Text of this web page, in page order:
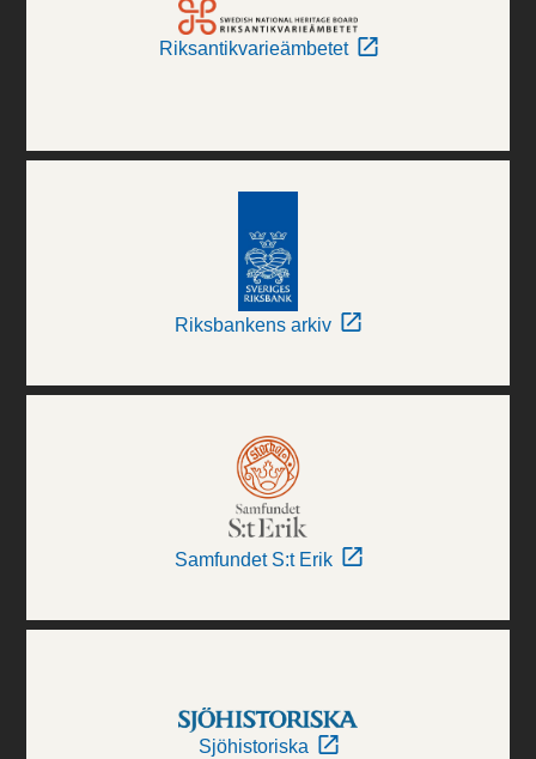
Riksantikvarieämbetet
Riksbankens arkiv
Samfundet S:t Erik
Sjöhistoriska